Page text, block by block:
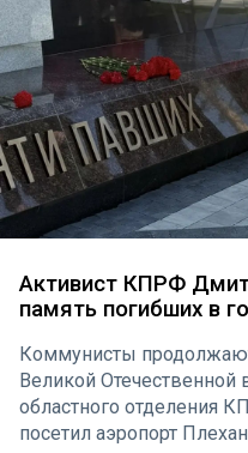
Активист КПРФ
память погибших в
Коммунисты
Великой
областного отделения
посетил аэропорт